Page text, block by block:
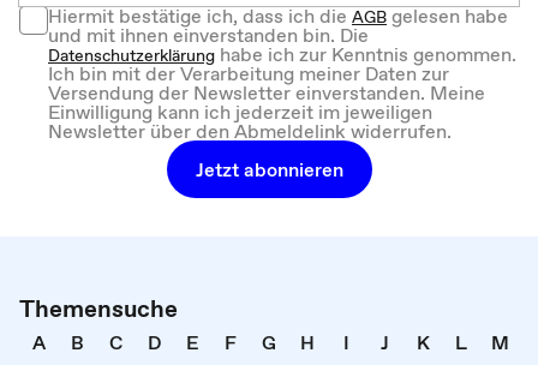
Hiermit bestätige ich, dass ich dieAGBgelesen habe
und mit ihnen einverstanden bin. Die
Datenschutzerklärung habe ich zur Kenntnis genommen.
Ich bin mit der Verarbeitung meiner Daten zur
Versendung der Newsletter einverstanden. Meine
Einwilligung kann ich jederzeit im jeweiligen
Newsletter über den Abmeldelink widerrufen.
Jetzt abonnieren
Themensuche
A B C D E F G H I J K L
M